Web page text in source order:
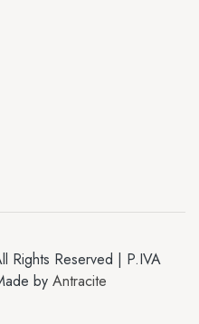
Rights Reserved | P.IVA
by Antracite